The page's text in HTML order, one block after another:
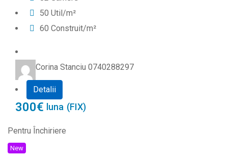
50Util/m²
60Construit/m²
Corina Stanciu 0740288297
Detalii
300€ luna (FIX)
Pentru Închiriere
New